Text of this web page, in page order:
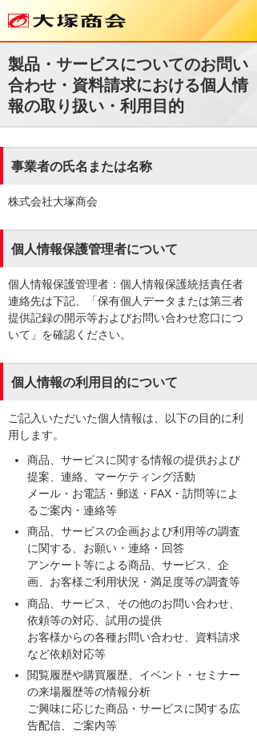
製品・サービスについてのお問い
合わせ・資料請求における個人情
報の取り扱い・利用目的
事業者の氏名または名称
株式会社大塚商会
個人情報保護管理者について
個人情報保護管理者：個人情報保護統括責任者
連絡先は下記、「保有個人データまたは第三者
提供記録の開示等およびお問い合わせ窓口につ
いて」を確認ください。
個人情報の利用目的について
ご記入いただいた個人情報は、以下の目的に利
用します。
商品、サービスに関する情報の提供および
提案、連絡、マーケティング活動
メール・お電話・郵送・FAX・訪問等によ
るご案内・連絡等
商品、サービスの企画および利用等の調査
に関する、お願い・連絡・回答
アンケート等による商品、サービス、企
画、お客様ご利用状況・満足度等の調査等
商品、サービス、その他のお問い合わせ、
依頼等の対応、試用の提供
お客様からの各種お問い合わせ、資料請求
など依頼対応等
閲覧履歴や購買履歴、イベント・セミナー
の来場履歴等の情報分析
ご興味に応じた商品・サービスに関する広
告配信、ご案内等